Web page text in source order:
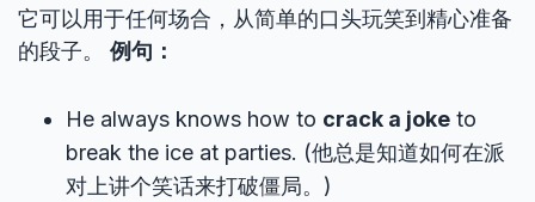
它可以用于任何场合，从简单的口头玩笑到精心准备
的段子。 例句：
He always knows how to crack a joke to
break the ice at parties. (他总是知道如何在派
对上讲个笑话来打破僵局。)